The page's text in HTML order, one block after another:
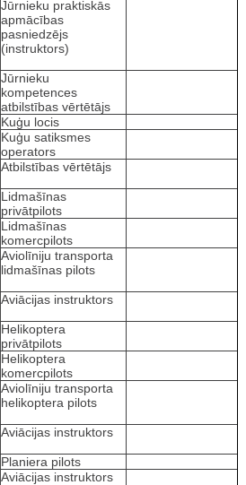
Jūrnieku praktiskās
apmācības
pasniedzējs
(instruktors)
Jūrnieku
kompetences
atbilstības vērtētājs
Kuģu locis
Kuģu satiksmes
operators
Atbilstības vērtētājs
Lidmašīnas
privātpilots
Lidmašīnas
komercpilots
Aviolīniju transporta
lidmašīnas pilots
Aviācijas instruktors
Helikoptera
privātpilots
Helikoptera
komercpilots
Aviolīniju transporta
helikoptera pilots
Aviācijas instruktors
Planiera pilots
Aviācijas instruktors